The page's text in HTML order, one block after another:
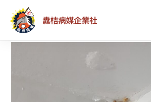
纛桔病媒企業社
首頁
除白蟻服務
台北中山區除白蟻——最優質的除蟲公司團隊